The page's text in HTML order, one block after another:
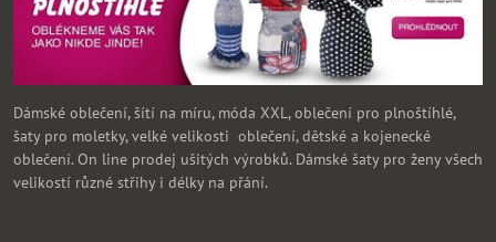
Dámské oblečení, šítí na míru, móda XXL, oblečení pro plnoštíhlé,
šaty pro moletky, velké velikosti oblečení, dětské a kojenecké
oblečení. On line prodej ušitých výrobků. Dámské šaty pro ženy všech
velikostí různé střihy i délky na přání.